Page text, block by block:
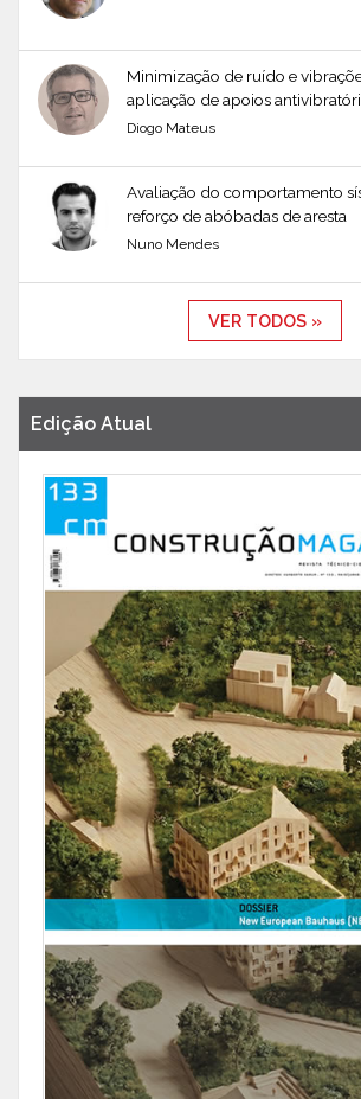
Minimização de ruído e
aplicação de apoios
Diogo Mateus
Avaliação do comportamento
reforço de abóbadas de aresta
Nuno Mendes
VER TODOS »
Edição Atual